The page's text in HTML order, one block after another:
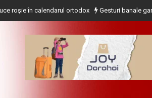
calendarul ortodox Gesturi banale garantate